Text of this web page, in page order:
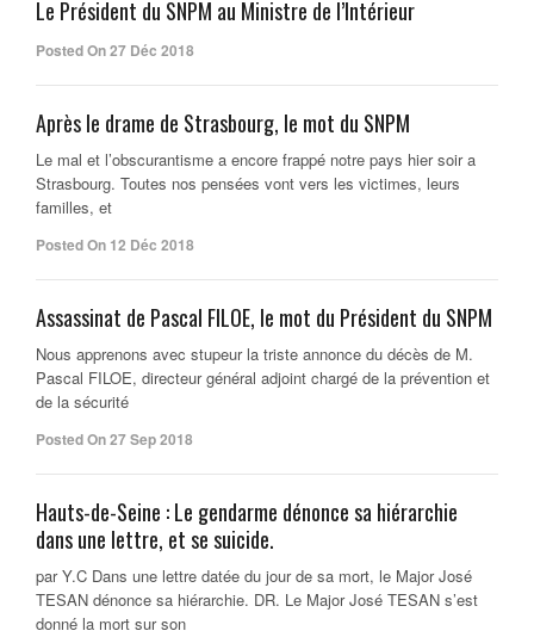
Le Président du SNPM au Ministre de l’Intérieur
Posted On 27 Déc 2018
Après le drame de Strasbourg, le mot du SNPM
Le mal et l’obscurantisme a encore frappé notre pays hier soir a
Strasbourg. Toutes nos pensées vont vers les victimes, leurs
familles, et
Posted On 12 Déc 2018
Assassinat de Pascal FILOE, le mot du Président du SNPM
Nous apprenons avec stupeur la triste annonce du décès de M.
Pascal FILOE, directeur général adjoint chargé de la prévention et
de la sécurité
Posted On 27 Sep 2018
Hauts-de-Seine : Le gendarme dénonce sa hiérarchie
dans une lettre, et se suicide.
par Y.C Dans une lettre datée du jour de sa mort, le Major José
TESAN dénonce sa hiérarchie. DR. Le Major José TESAN s’est
donné la mort sur son